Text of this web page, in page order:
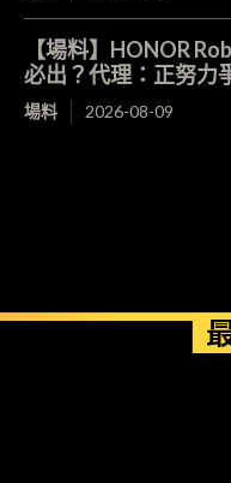
【場料】HONOR
必出？代理：正努力
場料 2026-08-09